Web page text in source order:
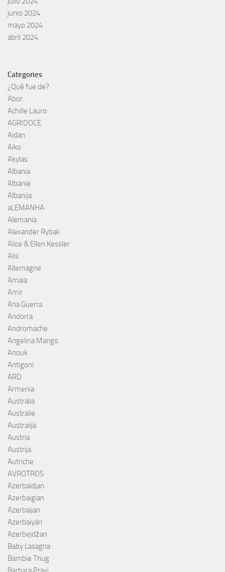
junio 2024
mayo 2024
abril 2024
Categories
¿Qué fue de?
Abor
Achille Lauro
AGRIDOCE
Aidan
Aiko
Akylas
Albania
Albanie
Albanija
aLEMANHA
Alemania
Alexander Rybak
Alice & Ellen Kessler
Alis
Allemagne
Amaia
Amir
Ana Guerra
Andorra
Andromache
Angelina Mango
Anouk
Antigoni
ARD
Armenia
Australia
Australie
Australija
Austria
Austrija
Autriche
AVROTROS
Azerbaïdjan
Azerbaigian
Azerbaijan
Azerbaiyán
Azerbejdžan
Baby Lasagna
Bambie Thug